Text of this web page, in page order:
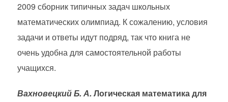
2009 сборник типичных задач школьных
математических олимпиад. К сожалению, условия
задачи и ответы идут подряд, так что книга не
очень удобна для самостоятельной работы
учащихся.
Вахновецкий Б. А. Логическая математика для